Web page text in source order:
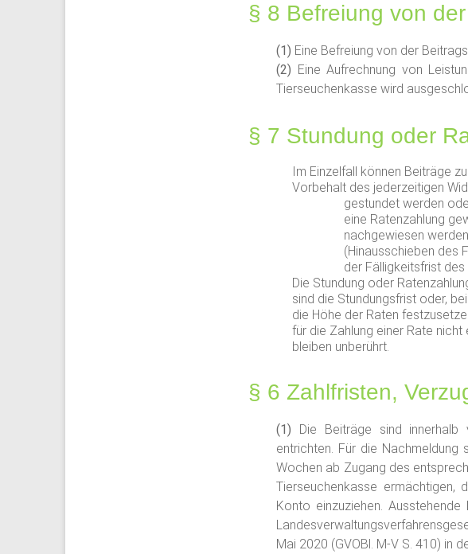
§ 8 Befreiung von
Eine Befreiung von der
Eine Aufrechnung von
Tierseuchenkasse wird
§ 7 Stundung oder
Im Einzelfall können Beiträge
Vorbehalt des jederzeitigen
gestundet werden
eine Ratenzahlung
nachgewiesen
(Hinausschieben des
der Fälligkeitsfrist
Die Stundung oder
sind die Stundungsfrist oder,
die Höhe der Raten
für die Zahlung einer Rate
bleiben unberührt.
§ 6 Zahlfristen,
Die Beiträge sind
entrichten. Für die
Wochen ab Zugang des
Tierseuchenkasse ermächtigen,
Konto einzuziehen.
Mai 2020 (GVOBl. M-V S. 410) in